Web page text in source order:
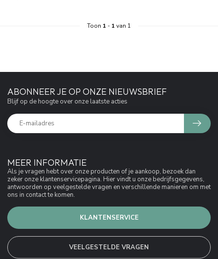
Toon 1 - 1 van 1
MEER INFORMATIE
Als je vragen hebt over onze producten of je aankoop, bezoek dan
zeker onze klantenservicepagina. Hier vindt u onze bedrijfsgegevens,
antwoorden op veelgestelde vragen en verschillende manieren om met
ons in contact te komen.
KLANTENSERVICE
VEELGESTELDE VRAGEN
ABONNEER JE OP ONZE NIEUWSBRIEF
Blijf op de hoogte over onze laatste acties